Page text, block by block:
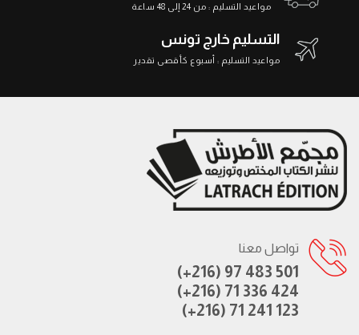
مواعيد التسليم : من 24 إلى 48 ساعة
التسليم خارج تونس
مواعيد التسليم : أسبوع كأقصى تقدير
تواصل معنا
(+216) 97 483 501
(+216) 71 336 424
(+216) 71 241 123